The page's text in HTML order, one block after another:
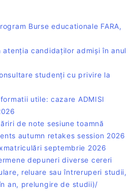
Burse educationale FARA,
atenția candidaților admiși în anul
studenți cu privire la
utile: cazare ADMISI
de note sesiune toamnă
autumn retakes session 2026
septembrie 2026
depuneri diverse cereri
reluare sau întreruperi studii,
an, prelungire de studii)/